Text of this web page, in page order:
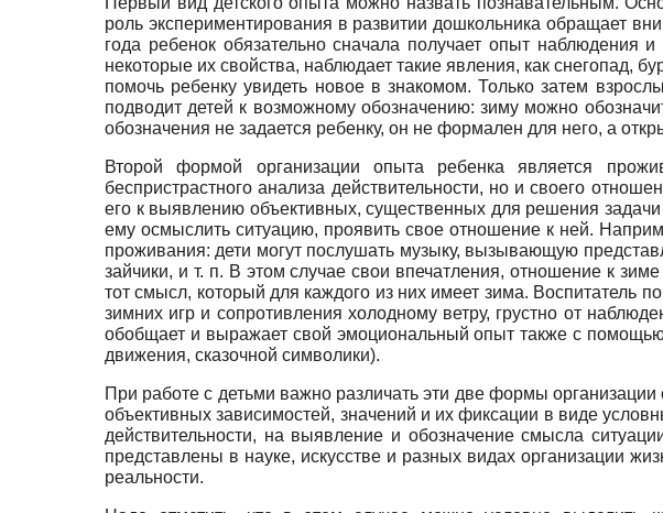
роль экспериментирования в развитии дошкольника обращает
года ребенок обязательно сначала получает опыт наблюдения
некоторые их свойства, наблюдает такие явления, как снегопад,
помочь ребенку увидеть новое в знакомом. Только затем
подводит детей к возможному обозначению: зиму можно
обозначения не задается ребенку, он не формален для него, а
Второй формой организации опыта ребенка является
беспристрастного анализа действительности, но и своего
его к выявлению объективных, существенных для решения
ему осмыслить ситуацию, проявить свое отношение к ней.
проживания: дети могут послушать музыку, вызывающую
зайчики, и т. п. В этом случае свои впечатления, отношение к
тот смысл, который для каждого из них имеет зима. Воспитатель
зимних игр и сопротивления холодному ветру, грустно от
обобщает и выражает свой эмоциональный опыт также с
движения, сказочной символики).
При работе с детьми важно различать эти две формы
объективных зависимостей, значений и их фиксации в виде
действительности, на выявление и обозначение смысла
представлены в науке, искусстве и разных видах организации
реальности.